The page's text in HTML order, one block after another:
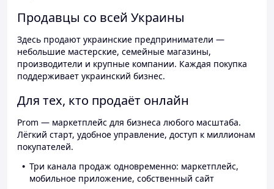
Продавцы со всей Украины
Здесь продают украинские предприниматели —
небольшие мастерские, семейные магазины,
производители и крупные компании. Каждая покупка
поддерживает украинский бизнес.
Для тех, кто продаёт онлайн
Prom — маркетплейс для бизнеса любого масштаба.
Лёгкий старт, удобное управление, доступ к миллионам
покупателей.
Три канала продаж одновременно: маркетплейс,
мобильное приложение, собственный сайт